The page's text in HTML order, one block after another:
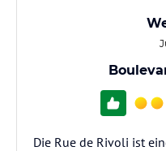
Die Rue de Rivoli ist